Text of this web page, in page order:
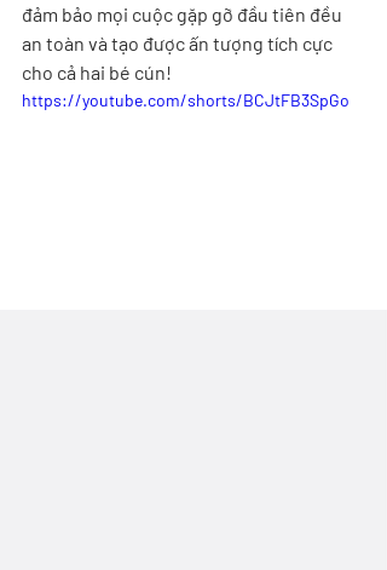
đảm bảo mọi cuộc gặp gỡ đầu tiên đều
an toàn và tạo được ấn tượng tích cực
cho cả hai bé cún!
https://youtube.com/shorts/BCJtFB3SpGo